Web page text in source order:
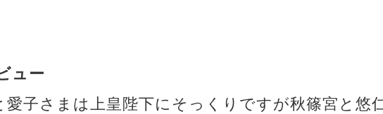
ュー
愛子さまは上皇陛下にそっくりですが秋篠宮と悠